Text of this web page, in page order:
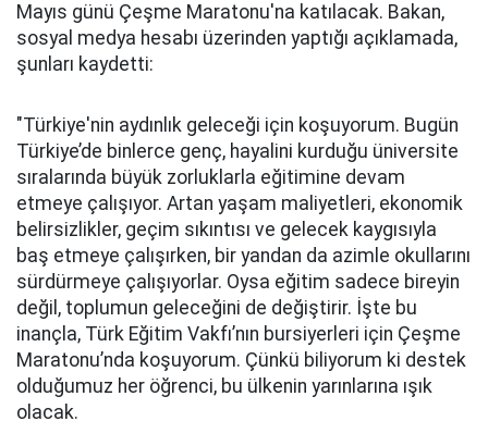
Mayıs günü Çeşme Maratonu'na katılacak. Bakan,
sosyal medya hesabı üzerinden yaptığı açıklamada,
şunları kaydetti:
"Türkiye'nin aydınlık geleceği için koşuyorum. Bugün
Türkiye’de binlerce genç, hayalini kurduğu üniversite
sıralarında büyük zorluklarla eğitimine devam
etmeye çalışıyor. Artan yaşam maliyetleri, ekonomik
belirsizlikler, geçim sıkıntısı ve gelecek kaygısıyla
baş etmeye çalışırken, bir yandan da azimle okullarını
sürdürmeye çalışıyorlar. Oysa eğitim sadece bireyin
değil, toplumun geleceğini de değiştirir. İşte bu
inançla, Türk Eğitim Vakfı’nın bursiyerleri için Çeşme
Maratonu’nda koşuyorum. Çünkü biliyorum ki destek
olduğumuz her öğrenci, bu ülkenin yarınlarına ışık
olacak.